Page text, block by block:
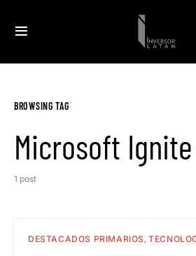
BROWSING TAG
Microsoft Ignite
1 post
DESTACADOS PRIMARIOS